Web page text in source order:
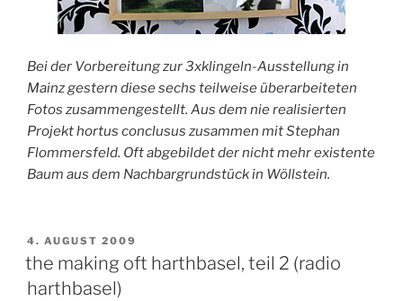
Bei der Vorbereitung zur 3xklingeln-Ausstellung in
Mainz gestern diese sechs teilweise überarbeiteten
Fotos zusammengestellt. Aus dem nie realisierten
Projekt hortus conclusus zusammen mit Stephan
Flommersfeld. Oft abgebildet der nicht mehr existente
Baum aus dem Nachbargrundstück in Wöllstein.
VERÖFFENTLICHT
AM
4. AUGUST 2009
the making oft harthbasel, teil 2 (radio
harthbasel)